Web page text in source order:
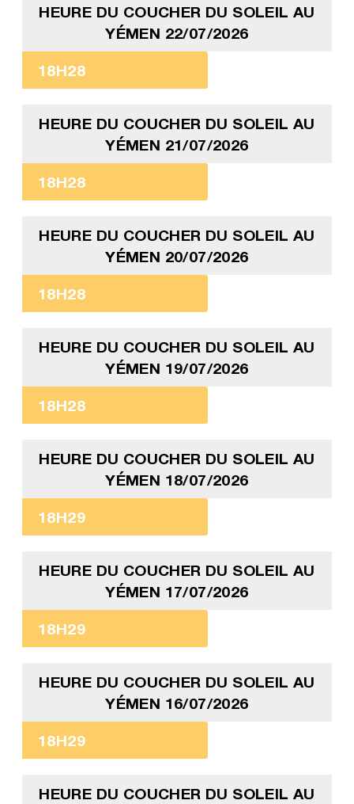
HEURE DU COUCHER DU SOLEIL AU
YÉMEN 22/07/2026
18H28
HEURE DU COUCHER DU SOLEIL AU
YÉMEN 21/07/2026
18H28
HEURE DU COUCHER DU SOLEIL AU
YÉMEN 20/07/2026
18H28
HEURE DU COUCHER DU SOLEIL AU
YÉMEN 19/07/2026
18H28
HEURE DU COUCHER DU SOLEIL AU
YÉMEN 18/07/2026
18H29
HEURE DU COUCHER DU SOLEIL AU
YÉMEN 17/07/2026
18H29
HEURE DU COUCHER DU SOLEIL AU
YÉMEN 16/07/2026
18H29
HEURE DU COUCHER DU SOLEIL AU